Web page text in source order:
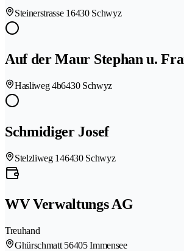
Steinerstrasse 16430 Schwyz
Auf der Maur Stephan u.
Hasliweg 4b6430 Schwyz
Schmidiger Josef
Stelzliweg 146430 Schwyz
WV Verwaltungs AG
Treuhand
Ghürschmatt 56405 Immensee